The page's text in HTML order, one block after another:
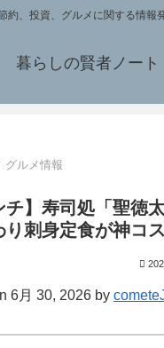
約、投資、グルメに関する情報
暮らしの賢者ノート
グルメ情報
チ】寿司処「聖徳
り刺身定食が神コス
6月 30, 2026 by